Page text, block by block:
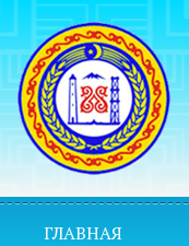
ГЛАВНАЯ